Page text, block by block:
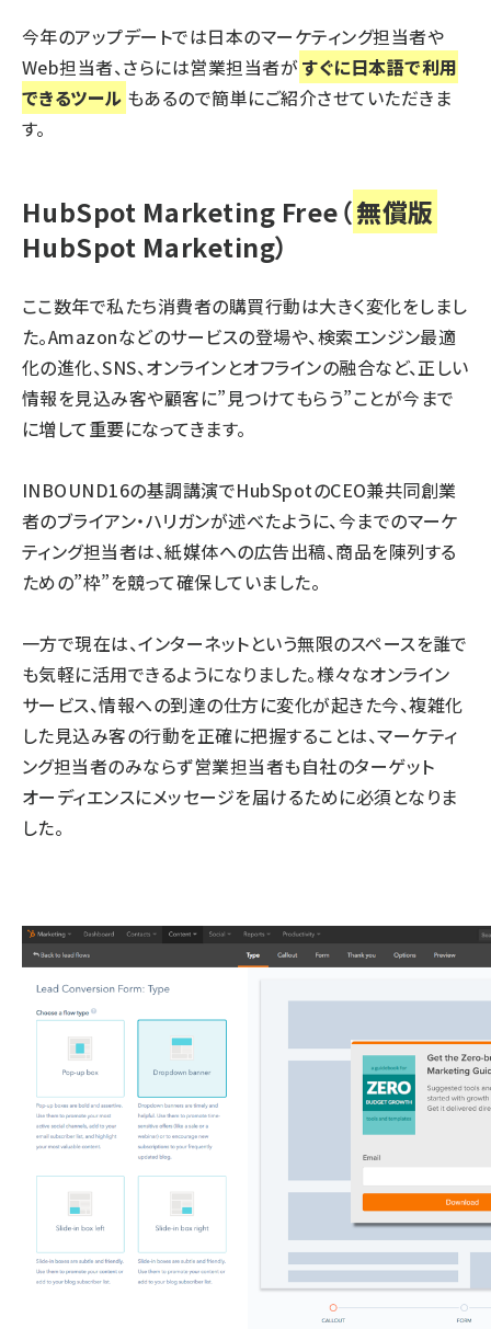
今年のアップデートでは日本のマーケティング担当者や
Web担当者、さらには営業担当者がすぐに日本語で利用
できるツール もあるので簡単にご紹介させていただきま
す。
HubSpot Marketing Free（無償版
HubSpot Marketing）
ここ数年で私たち消費者の購買行動は大きく変化をしまし
た。Amazonなどのサービスの登場や、検索エンジン最適
化の進化、SNS、オンラインとオフラインの融合など、正しい
情報を見込み客や顧客に”見つけてもらう”ことが今まで
に増して重要になってきます。
INBOUND16の基調講演でHubSpotのCEO兼共同創業
者のブライアン・ハリガンが述べたように、今までのマーケ
ティング担当者は、紙媒体への広告出稿、商品を陳列する
ための”枠”を競って確保していました。
一方で現在は、インターネットという無限のスペースを誰で
も気軽に活用できるようになりました。様々なオンライン
サービス、情報への到達の仕方に変化が起きた今、複雑化
した見込み客の行動を正確に把握することは、マーケティ
ング担当者のみならず営業担当者も自社のターゲット
オーディエンスにメッセージを届けるために必須となりま
した。